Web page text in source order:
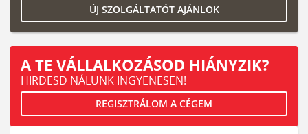
ÚJ SZOLGÁLTATÓT AJÁNLOK
A TE VÁLLALKOZÁSOD HIÁNYZIK?
HIRDESD NÁLUNK INGYENESEN!
REGISZTRÁLOM A CÉGEM